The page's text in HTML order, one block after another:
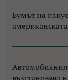
Бумът на
възстановява